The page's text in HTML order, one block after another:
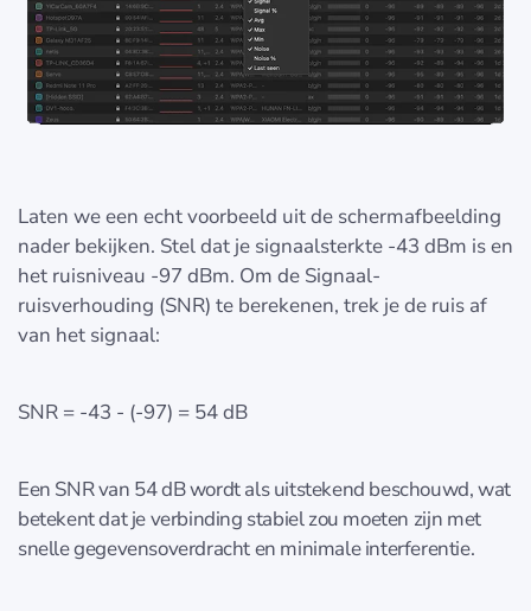
Laten we een echt voorbeeld uit de schermafbeelding
nader bekijken. Stel dat je signaalsterkte -43 dBm is en
het ruisniveau -97 dBm. Om de Signaal-
ruisverhouding (SNR) te berekenen, trek je de ruis af
van het signaal:
SNR = -43 - (-97) = 54 dB
Een SNR van 54 dB wordt als uitstekend beschouwd, wat
betekent dat je verbinding stabiel zou moeten zijn met
snelle gegevensoverdracht en minimale interferentie.